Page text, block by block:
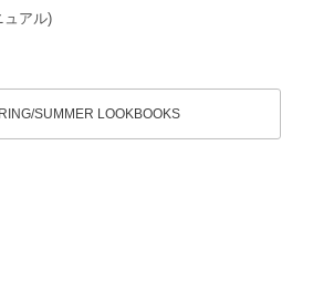
ュアル)
SUMMER LOOKBOOKS